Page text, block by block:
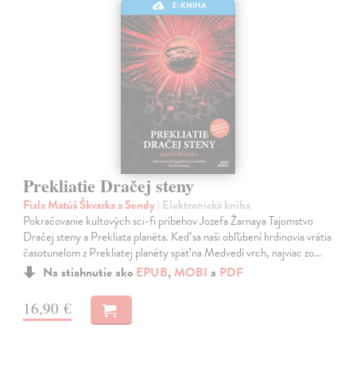
E-KNIHA
Prekliatie Dračej steny
Fiala Matúš Škvarka a Sendy| Elektronická kniha
Pokračovanie kultových sci-fi príbehov Jozefa Žarnaya Tajomstvo
Dračej steny a Prekliata planéta. Keď sa naši obľúbení hrdinovia vrátia
časotunelom z Prekliatej planéty späť na Medvedí vrch, najviac zo…
Na stiahnutie ako EPUB, MOBI a PDF
16,90 €